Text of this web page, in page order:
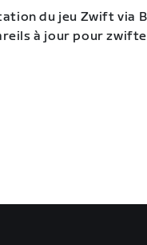
du jeu Zwift via
à jour pour